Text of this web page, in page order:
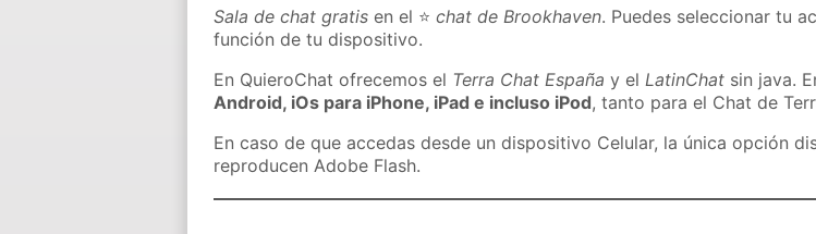
Sala de chat gratis en el ⭐chat de Brookhaven. Puedes seleccionar tu
función de tu dispositivo.
En QuieroChat ofrecemos el Terra Chat España y elLatinChat sin java.
Android, iOs para iPhone, iPad e incluso iPod, tanto para el Chat de
En caso de que accedas desde un dispositivo Celular, la única opción
reproducen Adobe Flash.